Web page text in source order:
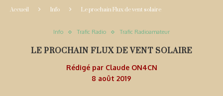
Accueil Info Le prochain Flux de vent solaire
Info Trafic Radio Trafic Radioamateur
LE PROCHAIN FLUX DE VENT SOLAIRE
Rédigé par Claude ON4CN
8 août 2019